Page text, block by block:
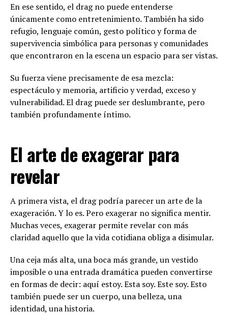
En ese sentido, el drag no puede entenderse
únicamente como entretenimiento. También ha sido
refugio, lenguaje común, gesto político y forma de
supervivencia simbólica para personas y comunidades
que encontraron en la escena un espacio para ser vistas.
Su fuerza viene precisamente de esa mezcla:
espectáculo y memoria, artificio y verdad, exceso y
vulnerabilidad. El drag puede ser deslumbrante, pero
también profundamente íntimo.
El arte de exagerar para
revelar
A primera vista, el drag podría parecer un arte de la
exageración. Y lo es. Pero exagerar no significa mentir.
Muchas veces, exagerar permite revelar con más
claridad aquello que la vida cotidiana obliga a disimular.
Una ceja más alta, una boca más grande, un vestido
imposible o una entrada dramática pueden convertirse
en formas de decir: aquí estoy. Esta soy. Este soy. Esto
también puede ser un cuerpo, una belleza, una
identidad, una historia.